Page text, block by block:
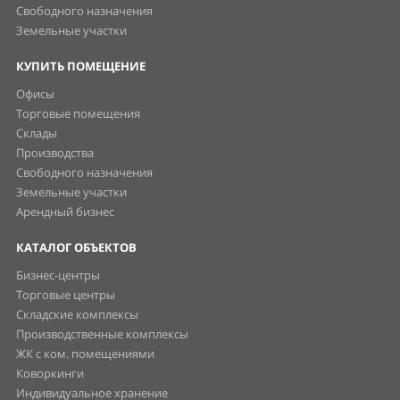
Свободного назначения
Земельные участки
КУПИТЬ ПОМЕЩЕНИЕ
Офисы
Торговые помещения
Склады
Производства
Свободного назначения
Земельные участки
Арендный бизнес
КАТАЛОГ ОБЪЕКТОВ
Бизнес-центры
Торговые центры
Складские комплексы
Производственные комплексы
ЖК с ком. помещениями
Коворкинги
Индивидуальное хранение